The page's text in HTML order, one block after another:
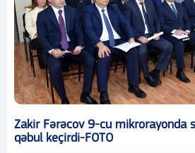
Zakir Fərəcov 9-cu mikrorayonda
qəbul keçirdi-FOTO